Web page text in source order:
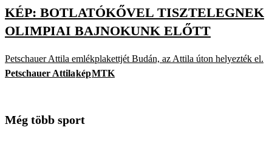
KÉP: BOTLATÓKŐVEL TISZTELEGNEK
OLIMPIAI BAJNOKUNK ELŐTT
Petschauer Attila emlékplakettjét Budán, az Attila úton helyezték el.
Petschauer AttilaképMTK
Még több sport